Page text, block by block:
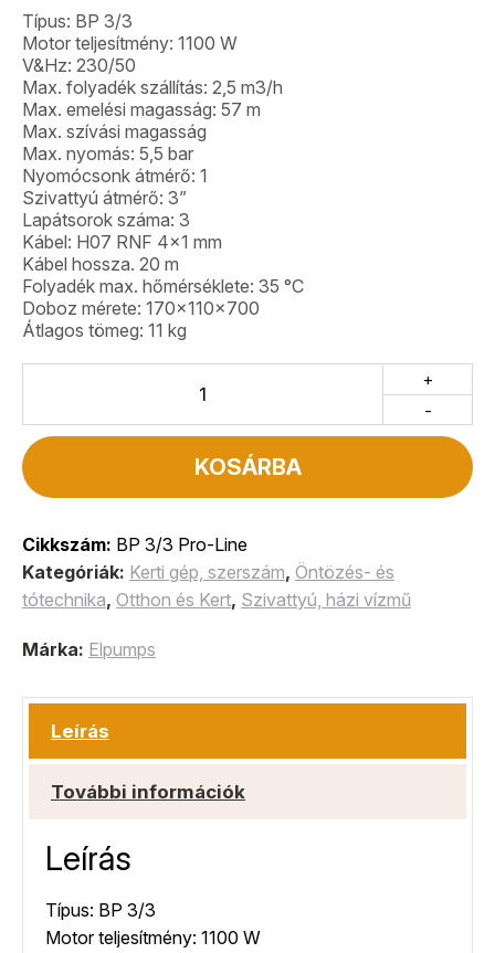
Típus: BP 3/3
Motor teljesítmény: 1100 W
V&Hz: 230/50
Max. folyadék szállítás: 2,5 m3/h
Max. emelési magasság: 57 m
Max. szívási magasság
Max. nyomás: 5,5 bar
Nyomócsonk átmérő: 1
Szivattyú átmérő: 3”
Lapátsorok száma: 3
Kábel: H07 RNF 4×1 mm
Kábel hossza. 20 m
Folyadék max. hőmérséklete: 35 °C
Doboz mérete: 170x110x700
Átlagos tömeg: 11 kg
-
+
KOSÁRBA
Cikkszám: BP 3/3 Pro-Line
Kategóriák: Kerti gép, szerszám, Öntözés- és
tótechnika, Otthon és Kert, Szivattyú, házi vízmű
Márka: Elpumps
Leírás
További információk
Leírás
Típus: BP 3/3
Motor teljesítmény: 1100 W